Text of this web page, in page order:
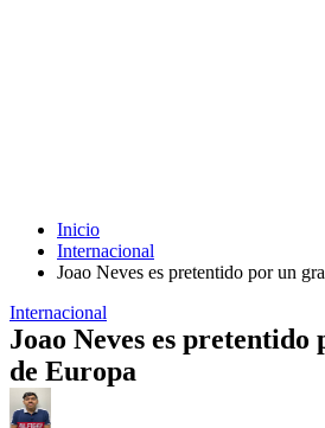
Inicio
Internacional
Joao Neves es pretentido por un
Internacional
Joao Neves es pretentido
de Europa